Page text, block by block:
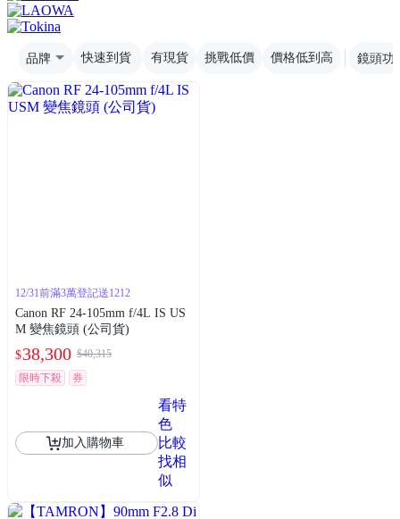
品牌 快速到貨 有現貨 挑戰低價 價格低到高 鏡頭功
12/31前滿3萬登記送1212
Canon RF 24-105mm f/4L IS US
M 變焦鏡頭 (公司貨)
$38,300 $40,315
限時下殺
券
加入購物車
看特
色
比較
找相
似